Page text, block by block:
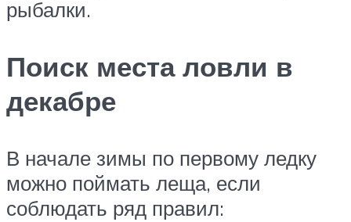
рыбалки.
Поиск места ловли в
декабре
В начале зимы по первому ледку
можно поймать леща, если
соблюдать ряд правил: